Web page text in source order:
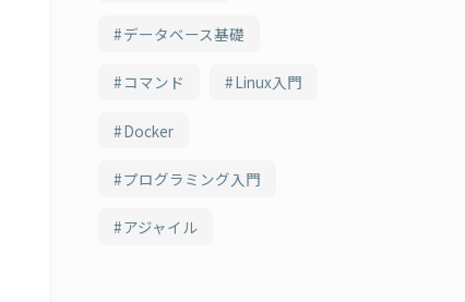
データベース基礎
コマンド Linux入門
Docker
プログラミング入門
アジャイル